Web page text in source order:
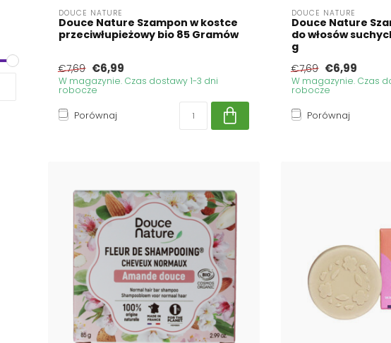
DOUCE NATURE
Douce Nature Szampon w kostce
przeciwłupieżowy bio 85 Gramów
€7,69 €6,99
W magazynie. Czas dostawy 1-3 dni
robocze
Porównaj
DOUCE NATURE
Douce Nature
do włosów
g
€7,69 €6,99
W magazynie. Czas
robocze
Porównaj